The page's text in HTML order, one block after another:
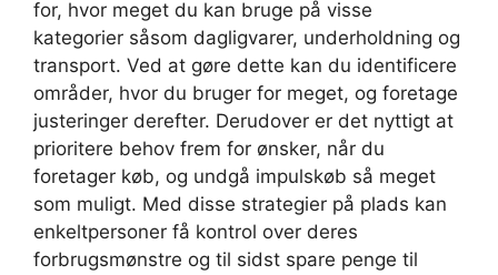
for, hvor meget du kan bruge på visse
kategorier såsom dagligvarer, underholdning og
transport. Ved at gøre dette kan du identificere
områder, hvor du bruger for meget, og foretage
justeringer derefter. Derudover er det nyttigt at
prioritere behov frem for ønsker, når du
foretager køb, og undgå impulskøb så meget
som muligt. Med disse strategier på plads kan
enkeltpersoner få kontrol over deres
forbrugsmønstre og til sidst spare penge til